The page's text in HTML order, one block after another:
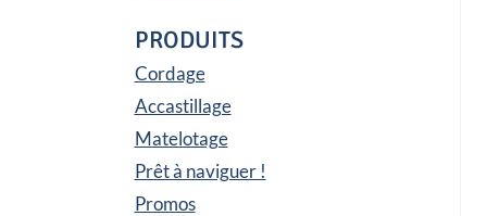
PRODUITS
Cordage
Accastillage
Matelotage
Prêt à naviguer !
Promos